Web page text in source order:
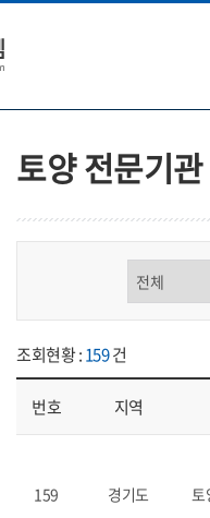
토양 전문기관
조회현황 :159건
번호 지역
159 경기도 토